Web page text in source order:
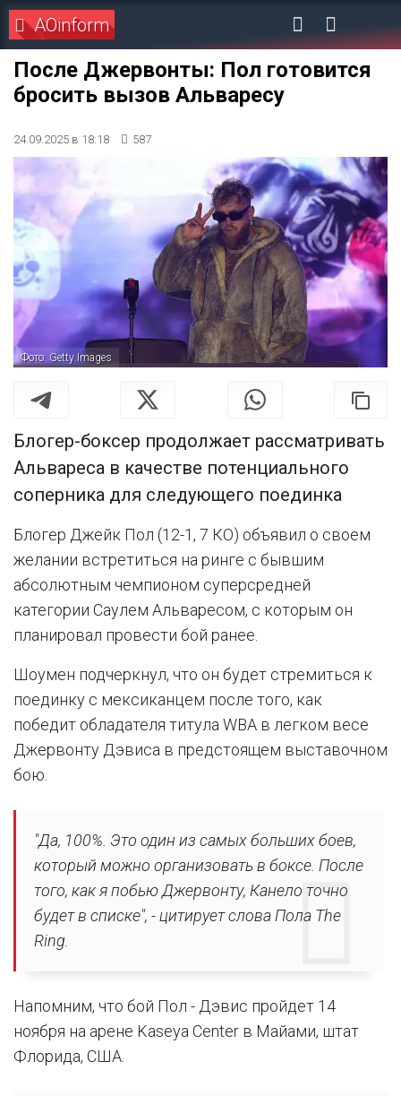
AOinform
После Джервонты: Пол готовится
бросить вызов Альваресу
24.09.2025 в 18:18 587
Фото: Getty Images
Блогер-боксер продолжает рассматривать
Альвареса в качестве потенциального
соперника для следующего поединка
Блогер Джейк Пол (12-1, 7 КО) объявил о своем
желании встретиться на ринге с бывшим
абсолютным чемпионом суперсредней
категории Саулем Альваресом, с которым он
планировал провести бой ранее.
Шоумен подчеркнул, что он будет стремиться к
поединку с мексиканцем после того, как
победит обладателя титула WBA в легком весе
Джервонту Дэвиса в предстоящем выставочном
бою.
"Да, 100%. Это один из самых больших боев,
который можно организовать в боксе. После
того, как я побью Джервонту, Канело точно
будет в списке", - цитирует слова Пола The
Ring.
Напомним, что бой Пол - Дэвис пройдет 14
ноября на арене Kaseya Center в Майами, штат
Флорида, США.